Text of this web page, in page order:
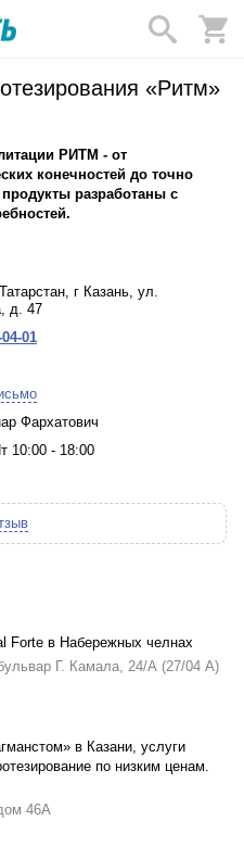
«Ритм»
РИТМ - от
конечностей до точно
разработаны с
г Казань, ул.
д. 47
01
Фархатович
10:00 - 18:00
Forte в Набережных челнах
Г. Камала, 24/А (27/04 А)
в Казани, услуги
по низким ценам.
46А